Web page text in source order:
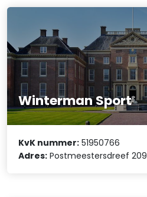
Winterman Sport
KvK nummer: 51950766
Adres: Postmeestersdreef 209